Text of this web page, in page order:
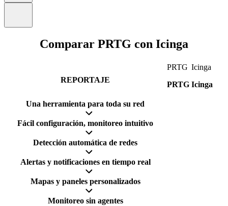
Comparar PRTG con Icinga
REPORTAJE
PRTG
PRTG
Icinga
Icinga
Una herramienta para toda su red
Fácil configuración, monitoreo intuitivo
Detección automática de redes
Alertas y notificaciones en tiempo real
Mapas y paneles personalizados
Monitoreo sin agentes